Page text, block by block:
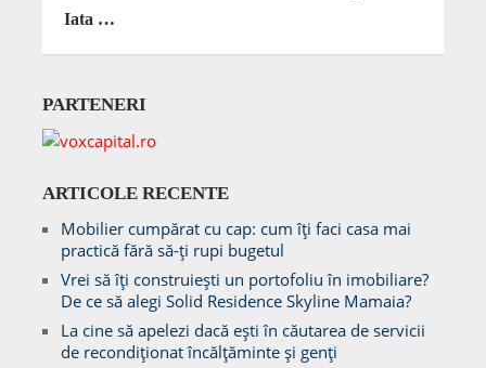
Iata …
PARTENERI
ARTICOLE RECENTE
Mobilier cumpărat cu cap: cum îți faci casa mai
practică fără să-ți rupi bugetul
Vrei să îți construiești un portofoliu în imobiliare?
De ce să alegi Solid Residence Skyline Mamaia?
La cine să apelezi dacă ești în căutarea de servicii
de recondiționat încălțăminte și genți